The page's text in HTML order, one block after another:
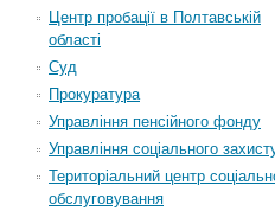
Центр пробації в Полтавській
області
Суд
Прокуратура
Управління пенсійного фонду
Управління соціального
Територіальний центр
обслуговування